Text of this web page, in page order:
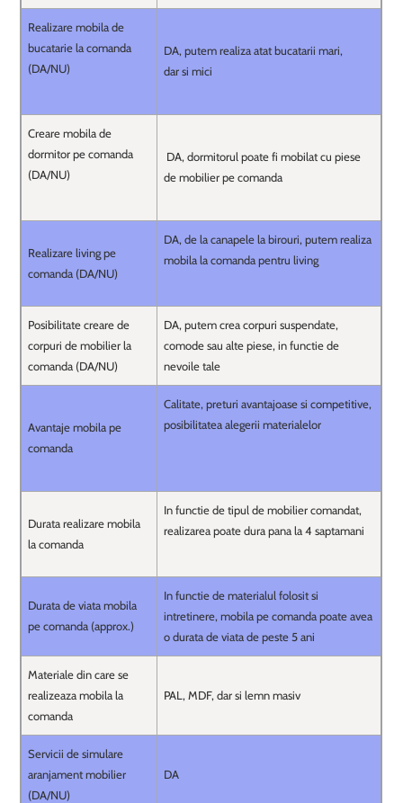
Realizare mobila de
bucatarie la comanda
(DA/NU)
DA, putem realiza atat bucatarii mari,
dar si mici
Creare mobila de
dormitor pe comanda
(DA/NU)
DA, dormitorul poate fi mobilat cu piese
de mobilier pe comanda
Realizare living pe
comanda (DA/NU)
DA, de la canapele la birouri, putem realiza
mobila la comanda pentru living
Posibilitate creare de
corpuri de mobilier la
comanda (DA/NU)
DA, putem crea corpuri suspendate,
comode sau alte piese, in functie de
nevoile tale
Avantaje mobila pe
comanda
Calitate, preturi avantajoase si competitive,
posibilitatea alegerii materialelor
Durata realizare mobila
la comanda
In functie de tipul de mobilier comandat,
realizarea poate dura pana la 4 saptamani
Durata de viata mobila
pe comanda (approx.)
In functie de materialul folosit si
intretinere, mobila pe comanda poate avea
o durata de viata de peste 5 ani
Materiale din care se
realizeaza mobila la
comanda
PAL, MDF, dar si lemn masiv
Servicii de simulare
aranjament mobilier
(DA/NU)
DA